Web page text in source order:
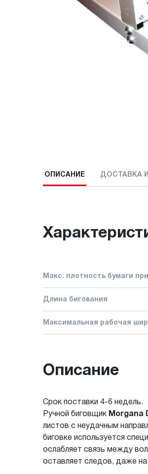
ОПИСАНИЕ ДОСТАВКА
Макс. плотность бумаги
Длина бигования
Максимальная рабочая
Описание
Срок поставки 4-6 недель.
Ручной биговщик Morgana
листов с неудачным
биговке используется
ослабляет связь между
оставляет следов, даже на